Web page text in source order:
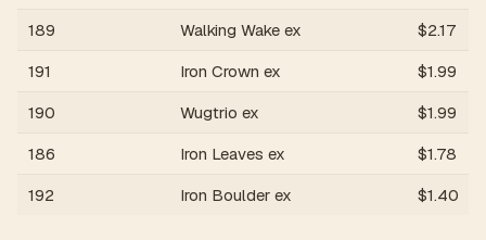
189
Walking Wake ex $2.17
191
Iron Crown ex $1.99
190
Wugtrio ex $1.99
186
Iron Leaves ex $1.78
192
Iron Boulder ex $1.40